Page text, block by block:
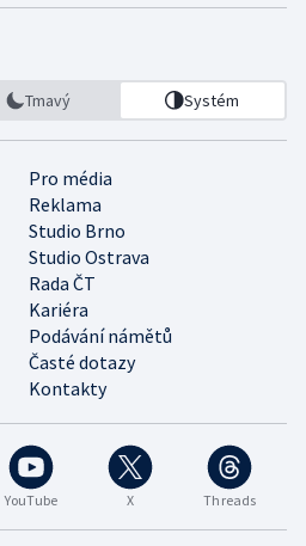
Tmavý Systém
Pro média
Reklama
Studio Brno
Studio Ostrava
Rada ČT
Kariéra
Podávání námětů
Časté dotazy
Kontakty
YouTube X Threads